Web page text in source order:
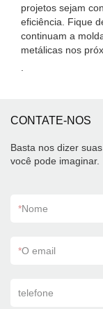
projetos sejam
eficiência. Fique
continuam a
metálicas nos
CONTATE-NOS
Basta nos dizer
você pode imaginar.
*Nome
*O email
telefone